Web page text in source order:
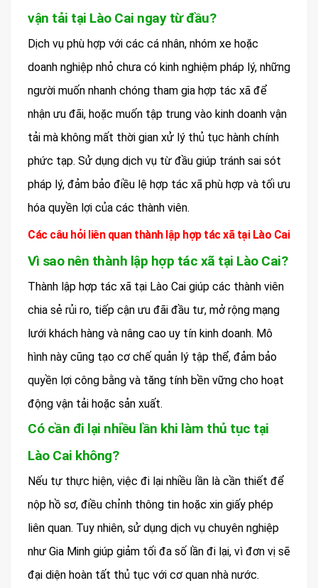
vận tải tại Lào Cai ngay từ đầu?
Dịch vụ phù hợp với các cá nhân, nhóm xe hoặc
doanh nghiệp nhỏ chưa có kinh nghiệm pháp lý, những
người muốn nhanh chóng tham gia hợp tác xã để
nhận ưu đãi, hoặc muốn tập trung vào kinh doanh vận
tải mà không mất thời gian xử lý thủ tục hành chính
phức tạp. Sử dụng dịch vụ từ đầu giúp tránh sai sót
pháp lý, đảm bảo điều lệ hợp tác xã phù hợp và tối ưu
hóa quyền lợi của các thành viên.
Các câu hỏi liên quan thành lập hợp tác xã tại Lào Cai
Vì sao nên thành lập hợp tác xã tại Lào Cai?
Thành lập hợp tác xã tại Lào Cai giúp các thành viên
chia sẻ rủi ro, tiếp cận ưu đãi đầu tư, mở rộng mạng
lưới khách hàng và nâng cao uy tín kinh doanh. Mô
hình này cũng tạo cơ chế quản lý tập thể, đảm bảo
quyền lợi công bằng và tăng tính bền vững cho hoạt
động vận tải hoặc sản xuất.
Có cần đi lại nhiều lần khi làm thủ tục tại
Lào Cai không?
Nếu tự thực hiện, việc đi lại nhiều lần là cần thiết để
nộp hồ sơ, điều chỉnh thông tin hoặc xin giấy phép
liên quan. Tuy nhiên, sử dụng dịch vụ chuyên nghiệp
như Gia Minh giúp giảm tối đa số lần đi lại, vì đơn vị sẽ
đại diện hoàn tất thủ tục với cơ quan nhà nước.